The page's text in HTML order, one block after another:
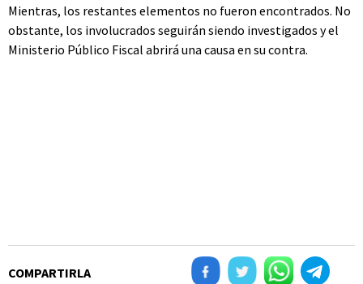
Mientras, los restantes elementos no fueron encontrados. No
obstante, los involucrados seguirán siendo investigados y el
Ministerio Público Fiscal abrirá una causa en su contra.
COMPARTIRLA